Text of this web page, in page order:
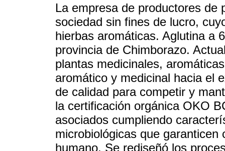
La empresa de productores de
sociedad sin fines de lucro,
hierbas aromáticas. Aglutina a
provincia de Chimborazo.
plantas medicinales,
aromático y medicinal hacia el
de calidad para competir y
la certificación orgánica OKO
asociados cumpliendo
microbiológicas que
humano. Se rediseñó los